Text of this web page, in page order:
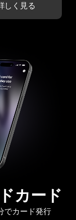
しく見る
カード
でカード発行